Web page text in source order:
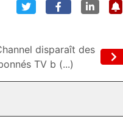
disparaît des
TV b (...)